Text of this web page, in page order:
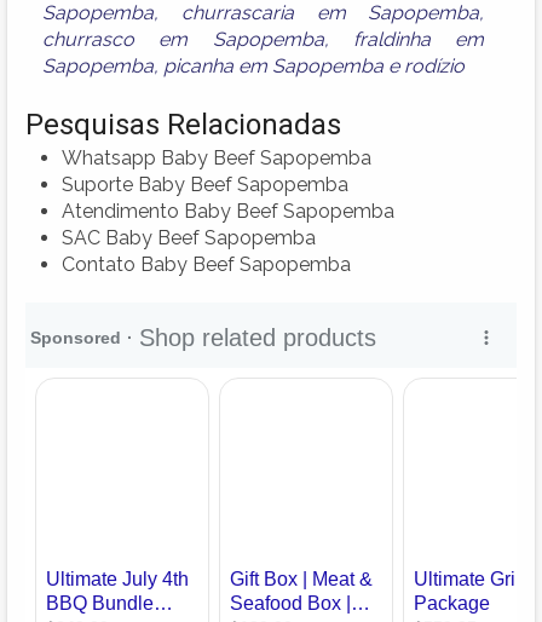
Sapopemba, churrascaria em Sapopemba,
churrasco em Sapopemba, fraldinha em
Sapopemba, picanha em Sapopemba e rodízio
Pesquisas Relacionadas
Whatsapp Baby Beef Sapopemba
Suporte Baby Beef Sapopemba
Atendimento Baby Beef Sapopemba
SAC Baby Beef Sapopemba
Contato Baby Beef Sapopemba